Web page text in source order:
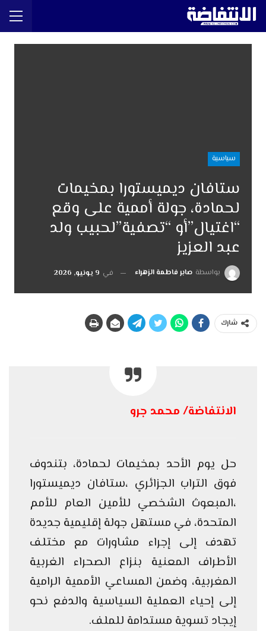
سياسية
ستافان ديميستورا بمخيمات
لحمادة، جولة أممية على وقع
“اغتيال”أو “تصفية”لحبيب ولد
عبد العزيز
بواسطة صابر فاطمة الزهراء في 9 يونيو, 2026
شارك
الانتفاضة/ محمد جرو
حل يوم الأحد بمخيمات لحمادة، بتندوف
فوق التراب الجزائري ،ستافان ديميستورا
،المبعوث الشخصي للأمين العام للأمم
المتحدة، في مستهل جولة إقليمية جديدة
تهدف إلى إجراء مشاورات مع مختلف
الأطراف المعنية بنزاع الصحراء الغربية
المغربية، وضمن المساعي الأممية الرامية
إلى إحياء العملية السياسية والدفع نحو
إيجاد تسوية مستدامة للملف.